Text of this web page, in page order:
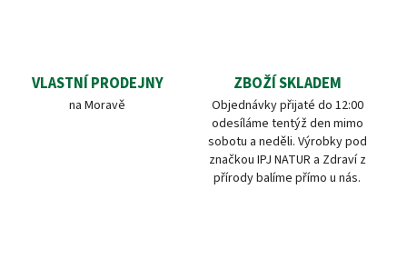
VLASTNÍ PRODEJNY
na Moravě
ZBOŽÍ SKLADEM
Objednávky přijaté do 12:00
odesíláme tentýž den mimo
sobotu a neděli. Výrobky pod
značkou IPJ NATUR a Zdraví z
přírody balíme přímo u nás.